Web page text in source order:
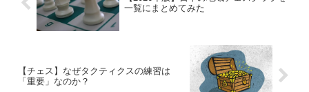
一覧にまとめてみた
【チェス】なぜタクティクスの練習は
「重要」なのか？